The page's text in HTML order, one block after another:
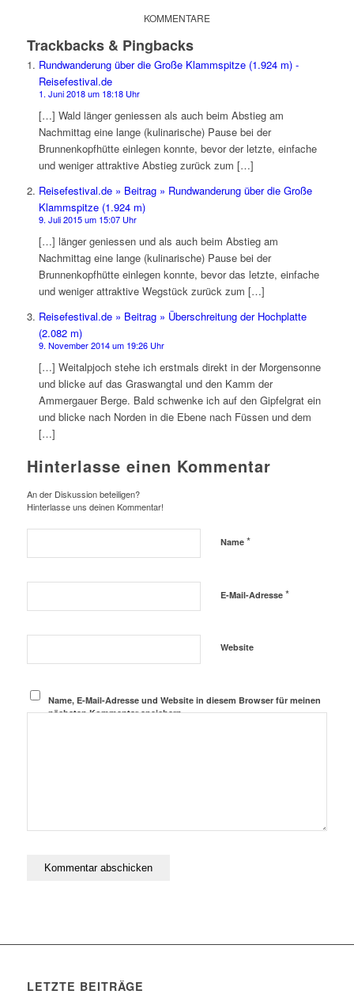
KOMMENTARE
Trackbacks & Pingbacks
Rundwanderung über die Große Klammspitze (1.924 m) -
Reisefestival.de
1. Juni 2018 um 18:18 Uhr
[…] Wald länger geniessen als auch beim Abstieg am
Nachmittag eine lange (kulinarische) Pause bei der
Brunnenkopfhütte einlegen konnte, bevor der letzte, einfache
und weniger attraktive Abstieg zurück zum […]
Reisefestival.de » Beitrag » Rundwanderung über die Große
Klammspitze (1.924 m)
9. Juli 2015 um 15:07 Uhr
[…] länger geniessen und als auch beim Abstieg am
Nachmittag eine lange (kulinarische) Pause bei der
Brunnenkopfhütte einlegen konnte, bevor das letzte, einfache
und weniger attraktive Wegstück zurück zum […]
Reisefestival.de » Beitrag » Überschreitung der Hochplatte
(2.082 m)
9. November 2014 um 19:26 Uhr
[…] Weitalpjoch stehe ich erstmals direkt in der Morgensonne
und blicke auf das Graswangtal und den Kamm der
Ammergauer Berge. Bald schwenke ich auf den Gipfelgrat ein
und blicke nach Norden in die Ebene nach Füssen und dem
[…]
Hinterlasse einen Kommentar
An der Diskussion beteiligen?
Hinterlasse uns deinen Kommentar!
Name *
E-Mail-Adresse *
Website
Name, E-Mail-Adresse und Website in diesem Browser für meinen
nächsten Kommentar speichern.
LETZTE BEITRÄGE